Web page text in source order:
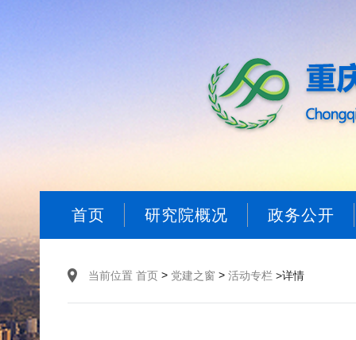
首页 研究院概况 政务公开
当前位置 首页 > 党建之窗 > 活动专栏 >详情